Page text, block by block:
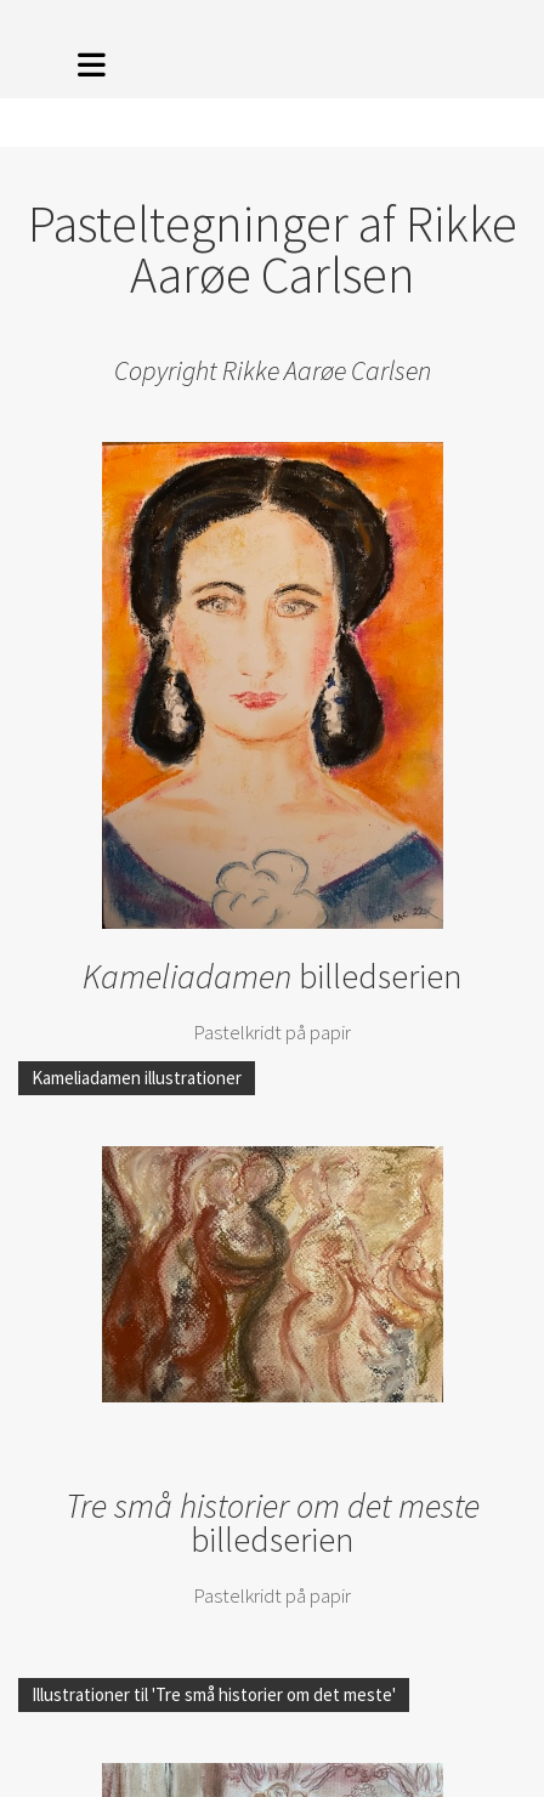
Pasteltegninger af Rikke
Aarøe Carlsen
Copyright Rikke Aarøe Carlsen
Kameliadamen billedserien
Pastelkridt på papir
Kameliadamen illustrationer
Tre små historier om det meste
billedserien
Pastelkridt på papir
Illustrationer til 'Tre små historier om det meste'